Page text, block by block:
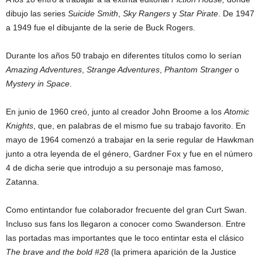
dibujo las series Suicide Smith, Sky Rangers y Star Pirate. De 1947
a 1949 fue el dibujante de la serie de Buck Rogers.
Durante los años 50 trabajo en diferentes títulos como lo serían
Amazing Adventures, Strange Adventures, Phantom Stranger o
Mystery in Space.
En junio de 1960 creó, junto al creador John Broome a losAtomic
Knights, que, en palabras de el mismo fue su trabajo favorito. En
mayo de 1964 comenzó a trabajar en la serie regular de Hawkman
junto a otra leyenda de el género, Gardner Fox y fue en el número
4 de dicha serie que introdujo a su personaje mas famoso,
Zatanna.
Como entintandor fue colaborador frecuente del gran Curt Swan.
Incluso sus fans los llegaron a conocer como Swanderson. Entre
las portadas mas importantes que le toco entintar esta el clásico
The brave and the bold #28 (la primera aparición de la Justice